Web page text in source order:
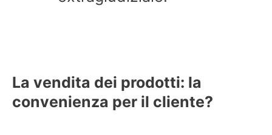
La vendita dei prodotti: la
convenienza per il cliente?